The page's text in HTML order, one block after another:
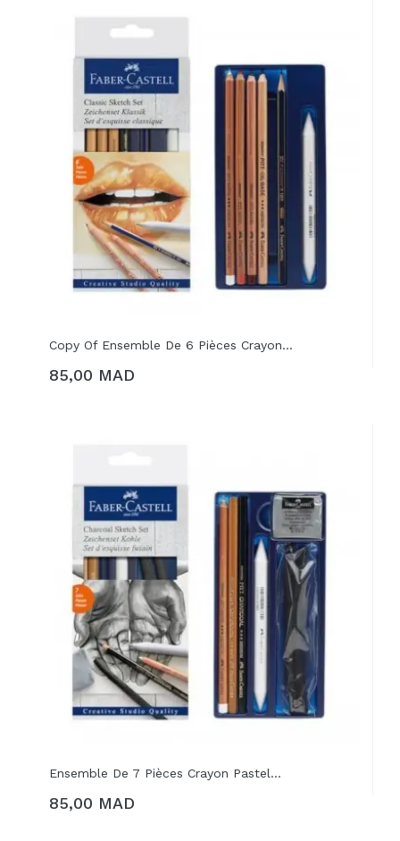
Copy Of Ensemble De 6 Pièces Crayon...
AJOUTER AU PANIER
85,00 MAD
Ensemble De 7 Pièces Crayon Pastel...
AJOUTER AU PANIER
85,00 MAD